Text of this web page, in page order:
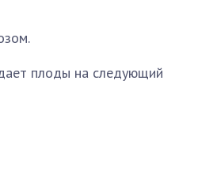
плоды на следующий